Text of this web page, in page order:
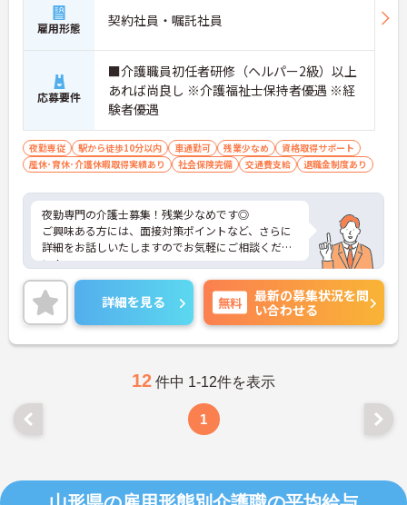
雇用形態 契約社員・嘱託社員
応募要件
■介護職員初任者研修（ヘルパー2級）以上
あれば尚良し ※介護福祉士保持者優遇 ※経
験者優遇
夜勤専従 駅から徒歩10分以内 車通勤可 残業少なめ
資格取得サポート
産休･育休･介護休暇取得実績あり
社会保険完備 交通費支給 退職金制度あり
夜勤専門の介護士募集！残業少なめです◎
ご興味ある方には、面接対策ポイントなど、さらに
詳細をお話しいたしますのでお気軽にご相談くださ
い！
詳細を見る 無料
最新の募集状況を問
い合わせる
12 件中 1-12件を表示
1